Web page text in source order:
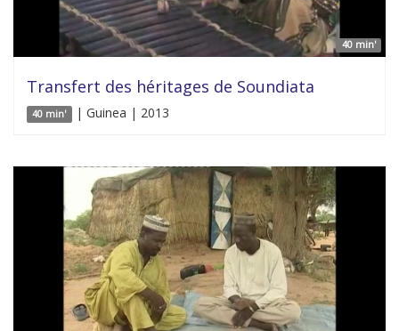
40 min'
Transfert des héritages de Soundiata
40 min' | Guinea | 2013